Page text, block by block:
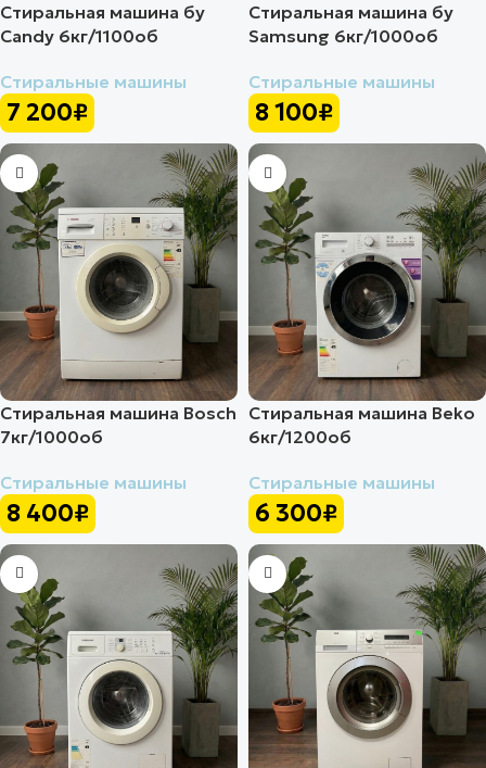
Стиральная машина бу
Candy 6кг/1100об
Стиральные машины
7 200₽
Стиральная машина бу
Samsung 6кг/1000об
Стиральные машины
8 100₽
Стиральная машина Bosch
7кг/1000об
Стиральные машины
8 400₽
Стиральная машина Beko
6кг/1200об
Стиральные машины
6 300₽